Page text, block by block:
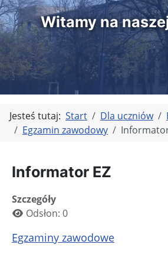
Witamy na
Jesteś tutaj: Start Dla uczniów
Egzamin zawodowy
Informator EZ
Szczegóły
Odsłon: 0
Egzaminy zawodowe